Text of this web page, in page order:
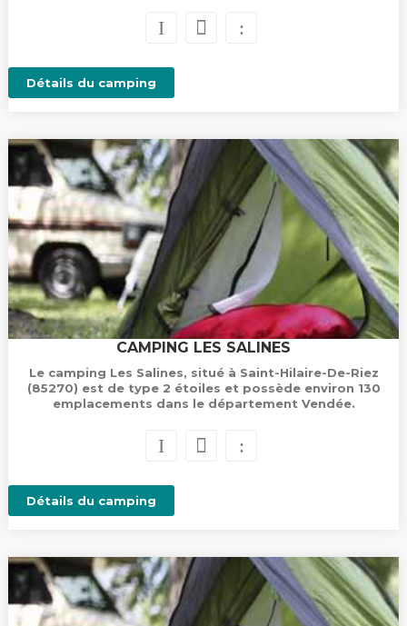
Détails du camping
CAMPING LES SALINES
Le camping Les Salines, situé à Saint-Hilaire-De-Riez
(85270) est de type 2 étoiles et possède environ 130
emplacements dans le département Vendée.
Détails du camping